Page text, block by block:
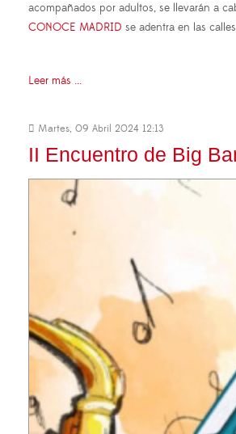
acompañados por adultos, se llevarán a
CONOCE MADRID se adentra en las
Leer más ...
Martes, 09 Abril 2024 12:13
II Encuentro de Big